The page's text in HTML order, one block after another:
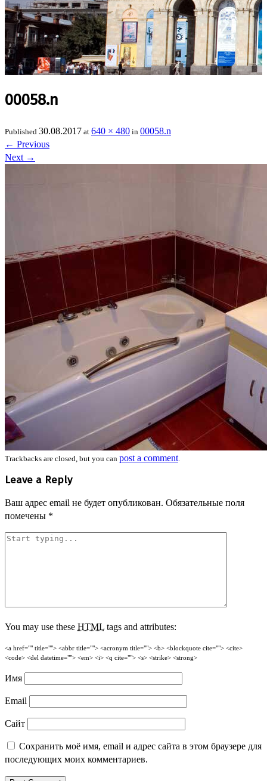
00058.n
Published 30.08.2017 at 640 × 480 in 00058.n
← Previous
Next →
Trackbacks are closed, but you can post a comment.
Leave a Reply
Ваш адрес email не будет опубликован. Обязательные поля
помечены *
You may use these HTML tags and attributes:
<a href="" title=""> <abbr title=""> <acronym title=""> <b> <blockquote cite=""> <cite>
<code> <del datetime=""> <em> <i> <q cite=""> <s> <strike> <strong>
Имя
Email
Сайт
Сохранить моё имя, email и адрес сайта в этом браузере для
последующих моих комментариев.